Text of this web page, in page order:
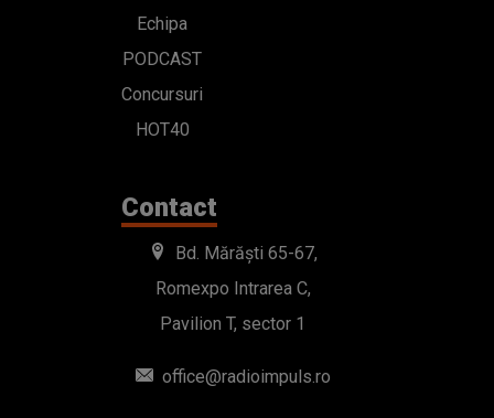
Echipa
PODCAST
Concursuri
HOT40
Contact
Bd. Mărăști 65-67,
Romexpo Intrarea C,
Pavilion T, sector 1
office@radioimpuls.ro